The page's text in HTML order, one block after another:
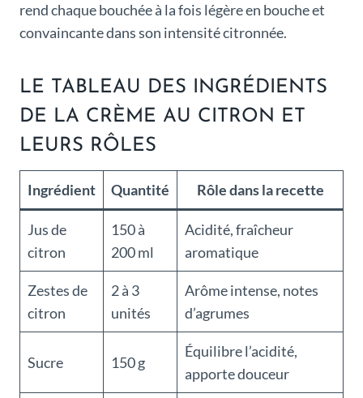
rend chaque bouchée à la fois légère en bouche et
convaincante dans son intensité citronnée.
LE TABLEAU DES INGRÉDIENTS
DE LA CRÈME AU CITRON ET
LEURS RÔLES
Ingrédient Quantité Rôle dans la recette
Jus de
citron
150 à
200 ml
Acidité, fraîcheur
aromatique
Zestes de
citron
2 à 3
unités
Arôme intense, notes
d’agrumes
Sucre 150 g
Équilibre l’acidité,
apporte douceur